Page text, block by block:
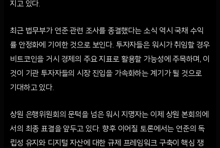
지고 있다.
최근 법무부가 연준 관련 조사를 종결했다는 소식 역시 국채 수익
률 안정화에 기여한 것으로 보인다. 투자자들은 워시가 취임할 경우
비트코인을 거시 경제의 주요 지표로 활용할 가능성에 주목하며, 이
것이 기관 투자자들의 시장 진입을 가속화하는 계기가 될 것으로
기대하고 있다.
상원 은행위원회의 문턱을 넘은 워시 지명자는 이제 상원 본회의에
서의 최종 표결을 앞두고 있다. 향후 이어질 토론에서는 연준의 독
립성 유지와 디지털 자산에 대한 규제 프레임워크 구축이 핵심 쟁